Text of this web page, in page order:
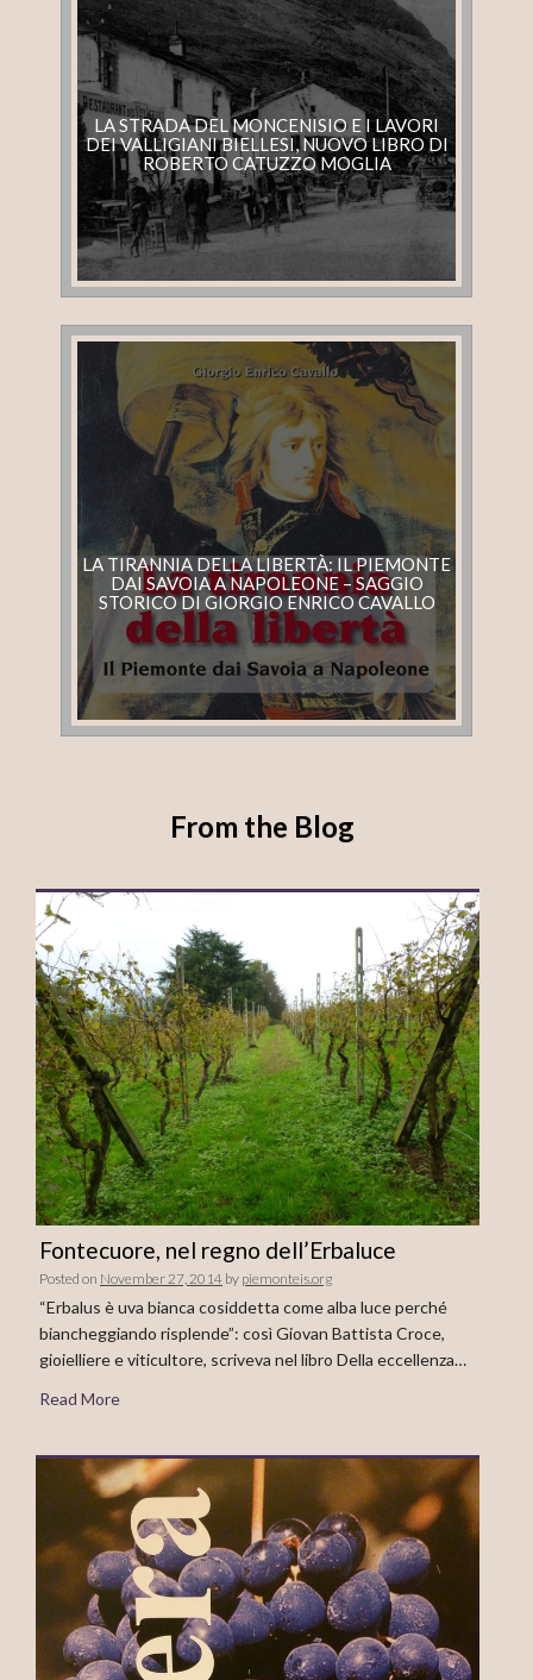
LA STRADA DEL MONCENISIO E I LAVORI
DEI VALLIGIANI BIELLESI, NUOVO LIBRO DI
ROBERTO CATUZZO MOGLIA
LA TIRANNIA DELLA LIBERTÀ: IL PIEMONTE
DAI SAVOIA A NAPOLEONE – SAGGIO
STORICO DI GIORGIO ENRICO CAVALLO
From the Blog
Fontecuore, nel regno dell’Erbaluce
Posted on November 27, 2014 by piemonteis.org
“Erbalus è uva bianca cosiddetta come alba luce perché
biancheggiando risplende”: così Giovan Battista Croce,
gioielliere e viticultore, scriveva nel libro Della eccellenza…
Read More